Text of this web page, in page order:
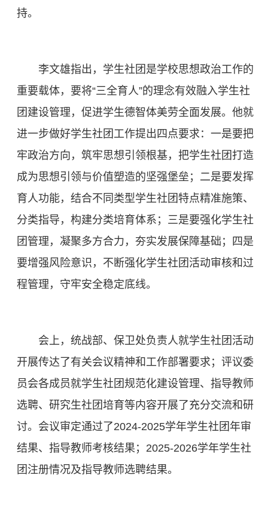
持。
李文雄指出，学生社团是学校思想政治工作的
重要载体，要将“三全育人”的理念有效融入学生社
团建设管理，促进学生德智体美劳全面发展。他就
进一步做好学生社团工作提出四点要求：一是要把
牢政治方向，筑牢思想引领根基，把学生社团打造
成为思想引领与价值塑造的坚强堡垒；二是要发挥
育人功能，结合不同类型学生社团特点精准施策、
分类指导，构建分类培育体系；三是要强化学生社
团管理，凝聚多方合力，夯实发展保障基础；四是
要增强风险意识，不断强化学生社团活动审核和过
程管理，守牢安全稳定底线。
会上，统战部、保卫处负责人就学生社团活动
开展传达了有关会议精神和工作部署要求；评议委
员会各成员就学生社团规范化建设管理、指导教师
选聘、研究生社团培育等内容开展了充分交流和研
讨。会议审定通过了2024-2025学年学生社团年审
结果、指导教师考核结果；2025-2026学年学生社
团注册情况及指导教师选聘结果。